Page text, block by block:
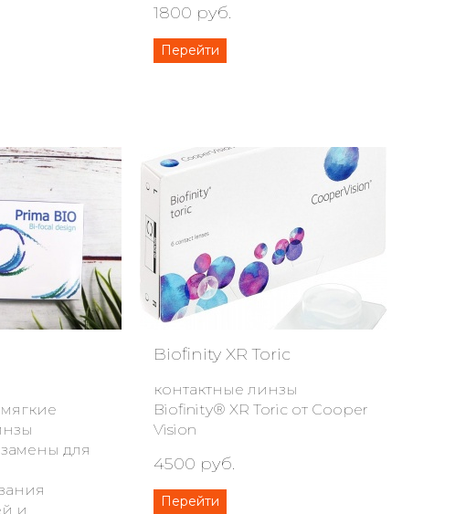
1800 руб.
Перейти
для
и
Biofinity XR Toric
контактные линзы
Biofinity® XR Toric от Cooper
Vision
4500 руб.
Перейти